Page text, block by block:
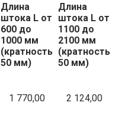
Длина
штока L от
600 до
1000 мм
(кратность
50 мм)
Длина
штока L от
1100 до
2100 мм
(кратность
50 мм)
1 770,00 2 124,00